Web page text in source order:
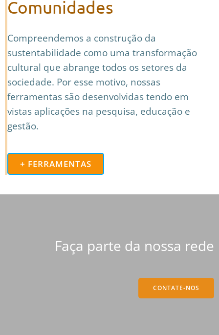
Comunidades
Compreendemos a construção da
sustentabilidade como uma transformação
cultural que abrange todos os setores da
sociedade. Por esse motivo, nossas
ferramentas são desenvolvidas tendo em
vistas aplicações na pesquisa, educação e
gestão.
+ FERRAMENTAS
Faça parte da nossa rede
CONTATE-NOS